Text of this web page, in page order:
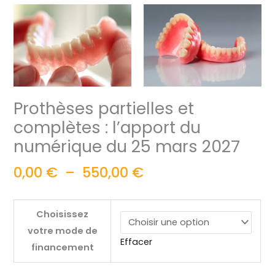
Prothèses partielles et
complètes : l’apport du
numérique du 25 mars 2027
0,00 € – 550,00 €
Choisissez
votre mode de
financement
Effacer